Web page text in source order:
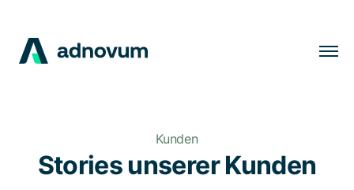
Kunden Kunden
Stories unserer Kunden